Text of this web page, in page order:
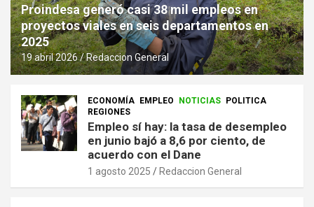
Proindesa generó casi 38 mil empleos en
proyectos viales en seis departamentos en
2025
19 abril 2026 Redaccion General
ECONOMÍA EMPLEO NOTICIAS
POLITICA
REGIONES
Empleo sí hay: la tasa de desempleo
en junio bajó a 8,6 por ciento, de
acuerdo con el Dane
1 agosto 2025 Redaccion General